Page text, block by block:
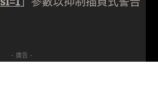
- 廣告 -